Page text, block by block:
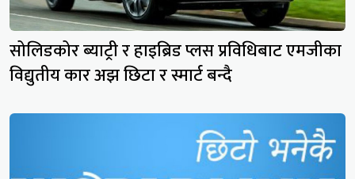
सोलिडकोर ब्याट्री र हाइब्रिड प्लस प्रविधिबाट एमजीका
विद्युतीय कार अझ छिटा र स्मार्ट बन्दै